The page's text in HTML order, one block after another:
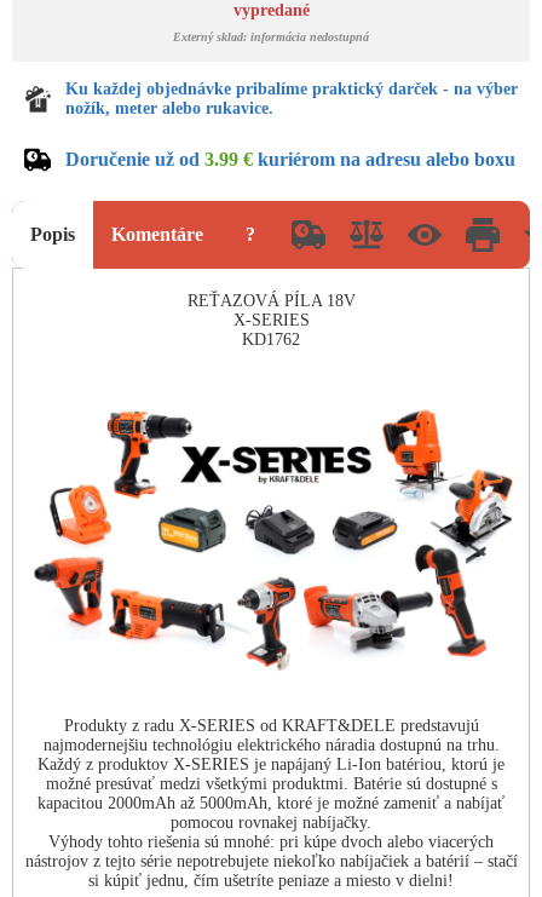
vypredané
Externý sklad: informácia nedostupná
Ku každej objednávke pribalíme praktický darček - na výber
nožík, meter alebo rukavice.
Doručenie už od 3.99 € kuriérom na adresu alebo boxu
Popis Komentáre ?
REŤAZOVÁ PÍLA 18V
X-SERIES
KD1762
Produkty z radu X-SERIES od KRAFT&DELE predstavujú
najmodernejšiu technológiu elektrického náradia dostupnú na trhu.
Každý z produktov X-SERIES je napájaný Li-Ion batériou, ktorú je
možné presúvať medzi všetkými produktmi. Batérie sú dostupné s
kapacitou 2000mAh až 5000mAh, ktoré je možné zameniť a nabíjať
pomocou rovnakej nabíjačky.
Výhody tohto riešenia sú mnohé: pri kúpe dvoch alebo viacerých
nástrojov z tejto série nepotrebujete niekoľko nabíjačiek a batérií – stačí
si kúpiť jednu, čím ušetríte peniaze a miesto v dielni!